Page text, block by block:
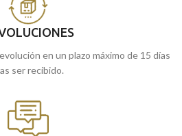
en un plazo máximo de 15 días
ser recibido.